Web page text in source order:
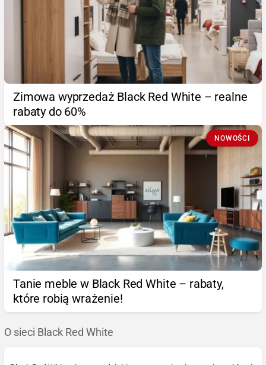
Zimowa wyprzedaż Black Red White – realne
rabaty do 60%
NOWOŚCI
Tanie meble w Black Red White – rabaty,
które robią wrażenie!
O sieci Black Red White